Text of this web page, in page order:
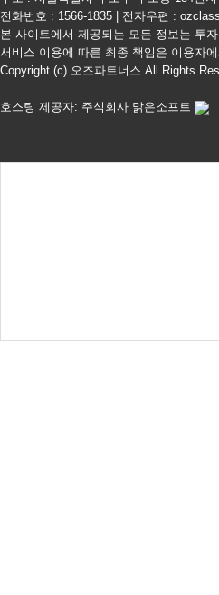
전화번호 : 1566-1835 | 전자우편 :
본 사이트에서 제공되는 모든 정보는 투
서비스 이용에 따른 최종 책임은 이용자
Copyright (c) 오즈파트너스 All Rights
호스팅 제공자: 주식회사 맑은소프트